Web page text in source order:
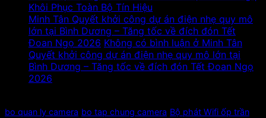
Khôi Phục Toàn Bộ Tín Hiệu
Minh Tân Quyết khởi công dự án điện nhẹ quy mô
lớn tại Bình Dương – Tăng tốc về đích đón Tết
Đoan Ngọ 2026 Không có bình luận ở Minh Tân
Quyết khởi công dự án điện nhẹ quy mô lớn tại
Bình Dương – Tăng tốc về đích đón Tết Đoan Ngọ
2026
bo quan ly camera bo tap chung camera Bộ phát Wifi ốp trần